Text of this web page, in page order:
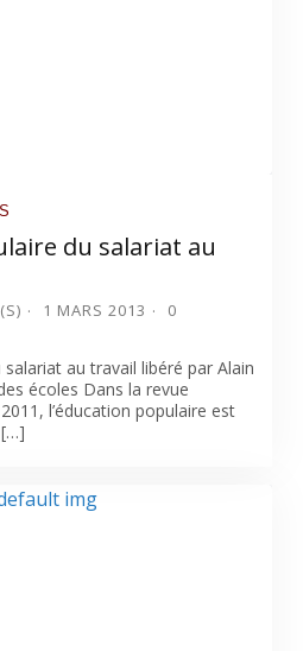
du salariat au
1 MARS 2013
0
salariat au travail libéré par Alain
écoles Dans la revue
l’éducation populaire est
[…]